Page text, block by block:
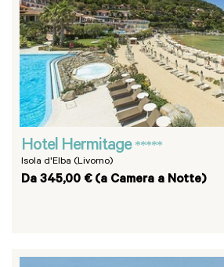
Hotel Hermitage *****
Isola d'Elba (Livorno)
Da 345,00 € (a Camera a Notte)